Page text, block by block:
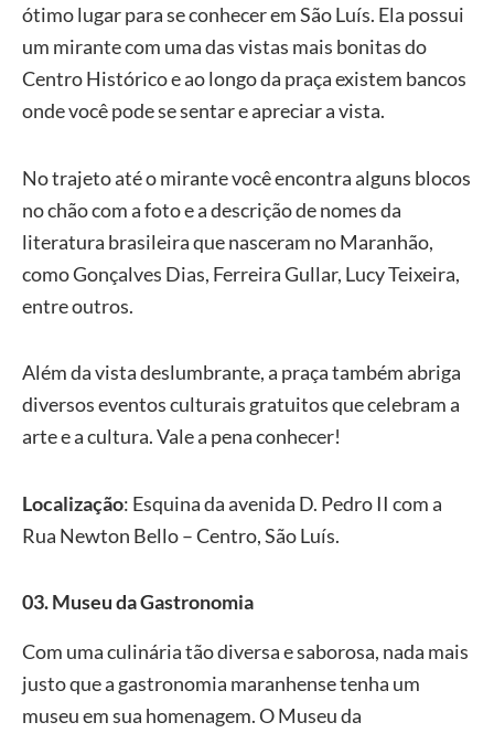
ótimo lugar para se conhecer em São Luís. Ela possui
um mirante com uma das vistas mais bonitas do
Centro Histórico e ao longo da praça existem bancos
onde você pode se sentar e apreciar a vista.
No trajeto até o mirante você encontra alguns blocos
no chão com a foto e a descrição de nomes da
literatura brasileira que nasceram no Maranhão,
como Gonçalves Dias, Ferreira Gullar, Lucy Teixeira,
entre outros.
Além da vista deslumbrante, a praça também abriga
diversos eventos culturais gratuitos que celebram a
arte e a cultura. Vale a pena conhecer!
Localização: Esquina da avenida D. Pedro II com a
Rua Newton Bello – Centro, São Luís.
03. Museu da Gastronomia
Com uma culinária tão diversa e saborosa, nada mais
justo que a gastronomia maranhense tenha um
museu em sua homenagem. O Museu da